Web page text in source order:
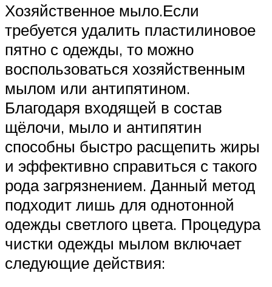
Хозяйственное мыло.Если
требуется удалить пластилиновое
пятно с одежды, то можно
воспользоваться хозяйственным
мылом или антипятином.
Благодаря входящей в состав
щёлочи, мыло и антипятин
способны быстро расщепить жиры
и эффективно справиться с такого
рода загрязнением. Данный метод
подходит лишь для однотонной
одежды светлого цвета. Процедура
чистки одежды мылом включает
следующие действия: